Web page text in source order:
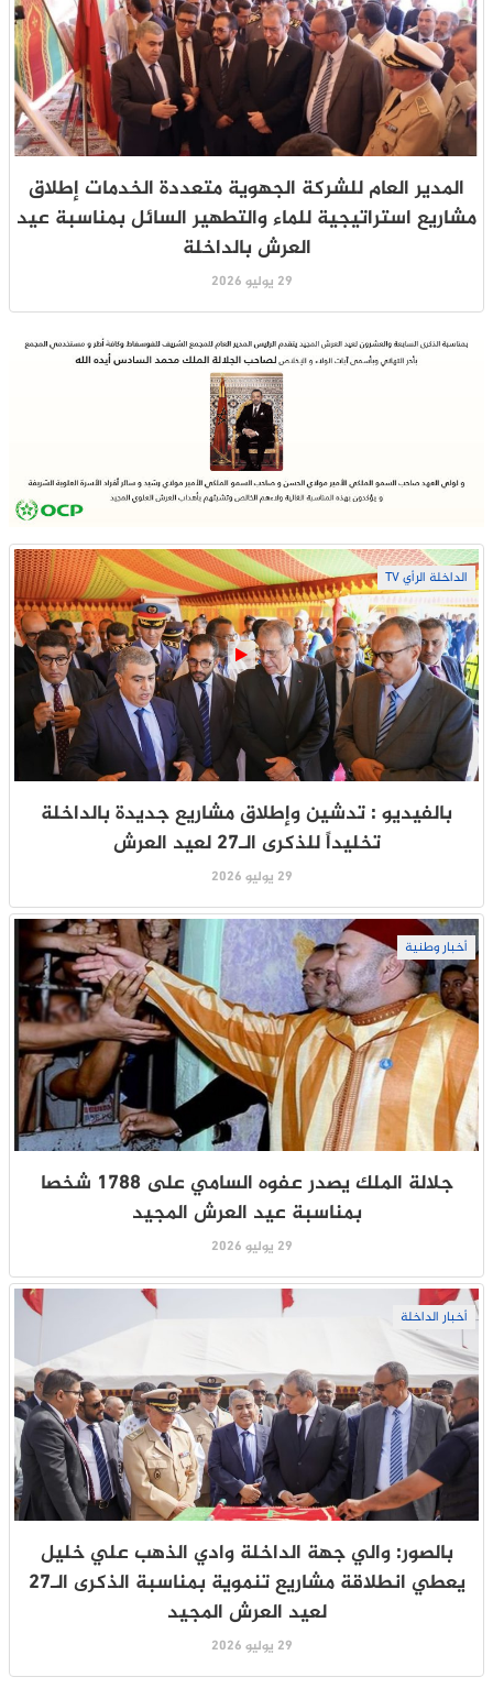
المدير العام للشركة الجهوية متعددة الخدمات إطلاق
مشاريع استراتيجية للماء والتطهير السائل بمناسبة عيد
العرش بالداخلة
29 يوليو 2026
الداخلة الرأي TV
بالفيديو : تدشين وإطلاق مشاريع جديدة بالداخلة
تخليداً للذكرى الـ27 لعيد العرش
29 يوليو 2026
أخبار وطنية
جلالة الملك يصدر عفوه السامي على 1788 شخصا
بمناسبة عيد العرش المجيد
29 يوليو 2026
أخبار الداخلة
بالصور: والي جهة الداخلة وادي الذهب علي خليل
يعطي انطلاقة مشاريع تنموية بمناسبة الذكرى الـ27
لعيد العرش المجيد
29 يوليو 2026